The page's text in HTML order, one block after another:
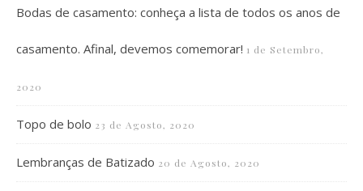
Bodas de casamento: conheça a lista de todos os anos de
casamento. Afinal, devemos comemorar! 1 de Setembro,
2020
Topo de bolo 23 de Agosto, 2020
Lembranças de Batizado 20 de Agosto, 2020